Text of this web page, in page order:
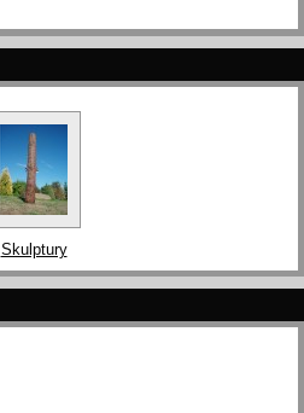
Skulptury